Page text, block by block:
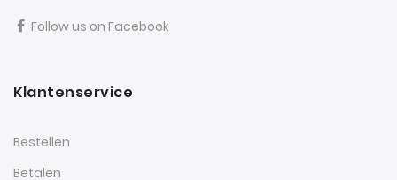
Follow us on Facebook
Klantenservice
Bestellen
Betalen